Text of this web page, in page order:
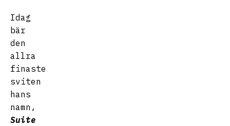
Idag
bär
den
allra
finaste
sviten
hans
namn,
Suite